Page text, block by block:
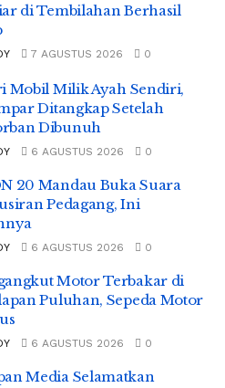
di Tembilahan Berhasil
7 AGUSTUS 2026 0
Mobil Milik Ayah Sendiri,
Ditangkap Setelah
Dibunuh
6 AGUSTUS 2026 0
20 Mandau Buka Suara
Pedagang, Ini
6 AGUSTUS 2026 0
Motor Terbakar di
Puluhan, Sepeda Motor
6 AGUSTUS 2026 0
Media Selamatkan